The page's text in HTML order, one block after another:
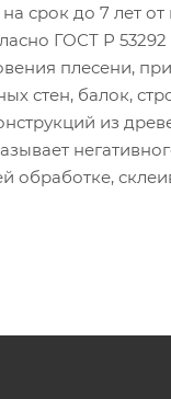
срок до 7 лет
ГОСТ Р
плесени,
стен, балок,
из
обработке,